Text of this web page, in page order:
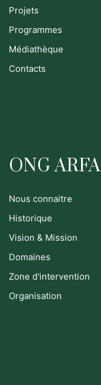
Projets
Programmes
Médiathèque
Contacts
ONG ARFA
Nous connaitre
Historique
Vision & Mission
Domaines
Zone d'intervention
Organisation